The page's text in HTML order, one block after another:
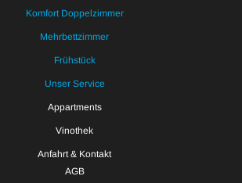
Komfort Doppelzimmer
Mehrbettzimmer
Frühstück
Unser Service
Appartments
Vinothek
Anfahrt & Kontakt
AGB